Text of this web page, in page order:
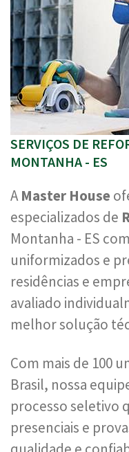
SERVIÇOS DE
MONTANHA - ES
AMaster House
especializados de
Montanha - ES
uniformizados e
residências e
avaliado
melhor solução
Com mais de 100
Brasil, nossa
processo seletivo
presenciais e